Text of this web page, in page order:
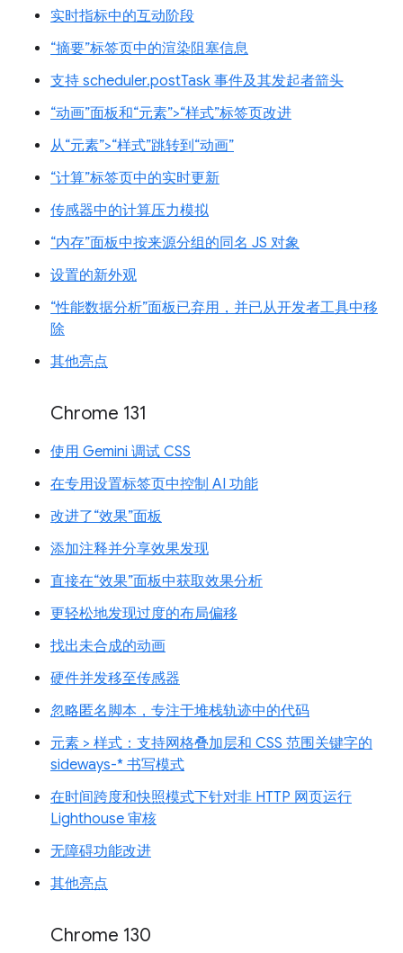
实时指标中的互动阶段
“摘要”标签页中的渲染阻塞信息
支持 scheduler.postTask 事件及其发起者箭头
“动画”面板和“元素”>“样式”标签页改进
从“元素”>“样式”跳转到“动画”
“计算”标签页中的实时更新
传感器中的计算压力模拟
“内存”面板中按来源分组的同名 JS 对象
设置的新外观
“性能数据分析”面板已弃用，并已从开发者工具中移
除
其他亮点
Chrome 131
使用 Gemini 调试 CSS
在专用设置标签页中控制 AI 功能
改进了“效果”面板
添加注释并分享效果发现
直接在“效果”面板中获取效果分析
更轻松地发现过度的布局偏移
找出未合成的动画
硬件并发移至传感器
忽略匿名脚本，专注于堆栈轨迹中的代码
元素 > 样式：支持网格叠加层和 CSS 范围关键字的
sideways-* 书写模式
在时间跨度和快照模式下针对非 HTTP 网页运行
Lighthouse 审核
无障碍功能改进
其他亮点
Chrome 130